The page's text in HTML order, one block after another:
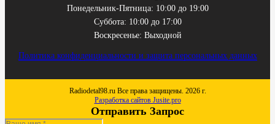
Понедельник-Пятница: 10:00 до 19:00
Суббота: 10:00 до 17:00
Воскресенье: Выходной
Политика конфиденциальности и защита персональных данных
Radiodetal98.ru Все права защищены. 2026 г.
Разработка сайтов Jusite.pro
Отправить Запрос